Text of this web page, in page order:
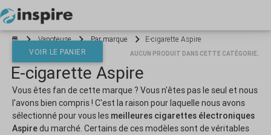
VOIR LE PANIER
Vapoteuse Par marque E-cigarette Aspire
E-cigarette Aspire
AUCUN PRODUIT DANS CETTE CATÉGORIE.
Vous êtes fan de cette marque ? Vous n'êtes pas le seul et nous
l'avons bien compris ! C'est la raison pour laquelle nous avons
sélectionné pour vous les meilleures cigarettes électroniques
Aspiredu marché. Certains de ces modèles sont de véritables